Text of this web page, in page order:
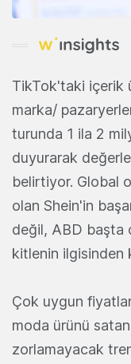
TikTok'taki içerik
marka/
turunda 1 ila 2
duyurarak
belirtiyor. Global
olan Shein'in
değil, ABD başta
kitlenin ilgisinden
Çok uygun
moda ürünü
zorlamayacak